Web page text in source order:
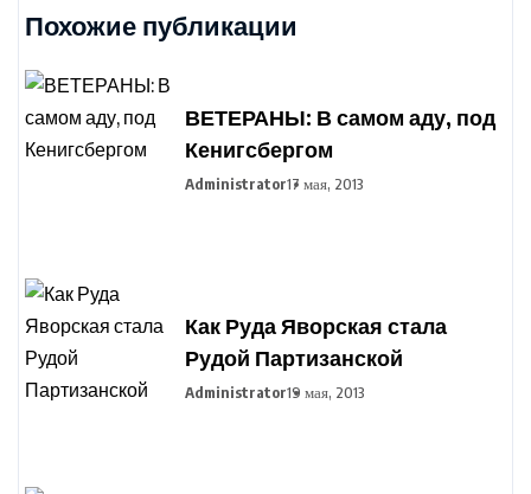
Похожие публикации
ВЕТЕРАНЫ: В самом аду, под
Кенигсбергом
Administrator17 мая, 2013
Как Руда Яворская стала
Рудой Партизанской
Administrator19 мая, 2013